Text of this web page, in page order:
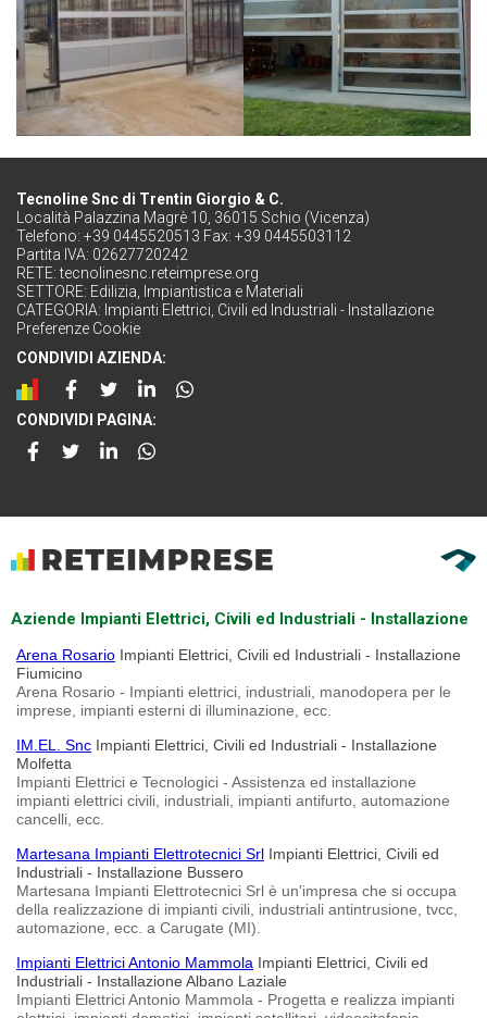
Tecnoline Snc di Trentin Giorgio & C.
Località Palazzina Magrè 10, 36015 Schio (Vicenza)
Telefono: +39 0445520513 Fax: +39 0445503112
Partita IVA: 02627720242
RETE:tecnolinesnc.reteimprese.org
SETTORE: Edilizia, Impiantistica e Materiali
CATEGORIA: Impianti Elettrici, Civili ed Industriali - Installazione
Preferenze Cookie
CONDIVIDI AZIENDA:
CONDIVIDI PAGINA:
Aziende Impianti Elettrici, Civili ed Industriali - Installazione
Arena Rosario Impianti Elettrici, Civili ed Industriali - Installazione
Fiumicino
Arena Rosario - Impianti elettrici, industriali, manodopera per le
imprese, impianti esterni di illuminazione, ecc.
IM.EL. Snc Impianti Elettrici, Civili ed Industriali - Installazione
Molfetta
Impianti Elettrici e Tecnologici - Assistenza ed installazione
impianti elettrici civili, industriali, impianti antifurto, automazione
cancelli, ecc.
Martesana Impianti Elettrotecnici Srl Impianti Elettrici, Civili ed
Industriali - Installazione Bussero
Martesana Impianti Elettrotecnici Srl è un'impresa che si occupa
della realizzazione di impianti civili, industriali antintrusione, tvcc,
automazione, ecc. a Carugate (MI).
Impianti Elettrici Antonio Mammola Impianti Elettrici, Civili ed
Industriali - Installazione Albano Laziale
Impianti Elettrici Antonio Mammola - Progetta e realizza impianti